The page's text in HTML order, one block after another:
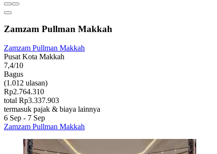
Zamzam Pullman Makkah
Zamzam Pullman Makkah
Pusat Kota Makkah
7,4/10
Bagus
(1.012 ulasan)
Rp2.764.310
total Rp3.337.903
termasuk pajak & biaya lainnya
6 Sep - 7 Sep
Zamzam Pullman Makkah